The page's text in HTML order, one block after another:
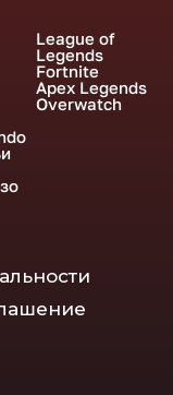
League of
Legends
Fortnite
Apex Legends
Overwatch